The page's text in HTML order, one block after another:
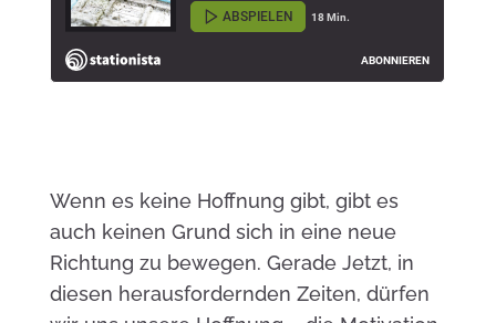
Wenn es keine Hoffnung gibt, gibt es
auch keinen Grund sich in eine neue
Richtung zu bewegen. Gerade Jetzt, in
diesen herausfordernden Zeiten, dürfen